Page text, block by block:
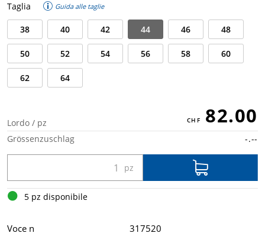
Taglia Guida alle taglie
38 40 42 44 46 48
50 52 54 56 58 60
62 64
Lordo / pz 82.00
Grössenzuschlag -.--
5 pz disponibile
Voce n 317520